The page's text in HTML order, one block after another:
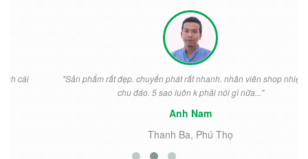
"Sản phẩm rất đẹp. chuyển phát rất nhanh. nhân viên shop nhiệt tình
chu đáo. 5 sao luôn k phải nói gì nữa..."
Anh Nam
Thanh Ba, Phú Thọ